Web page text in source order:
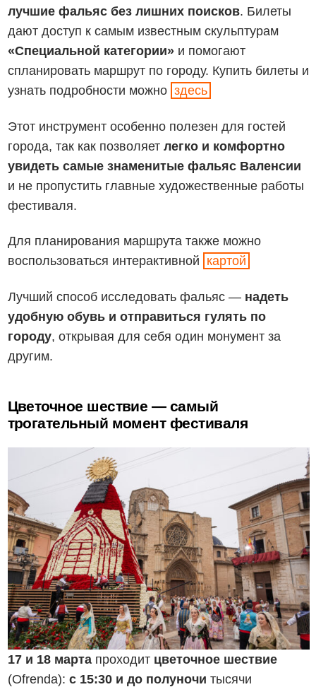
лучшие фальяс без лишних поисков. Билеты
дают доступ к самым известным скульптурам
«Специальной категории» и помогают
спланировать маршрут по городу. Купить билеты и
узнать подробности можно здесь
Этот инструмент особенно полезен для гостей
города, так как позволяет легко и комфортно
увидеть самые знаменитые фальяс Валенсии
и не пропустить главные художественные работы
фестиваля.
Для планирования маршрута также можно
воспользоваться интерактивной картой
Лучший способ исследовать фальяс — надеть
удобную обувь и отправиться гулять по
городу, открывая для себя один монумент за
другим.
Цветочное шествие — самый
трогательный момент фестиваля
17 и 18 мартапроходит цветочное шествие
(Ofrenda): с 15:30 и до полуночи тысячи